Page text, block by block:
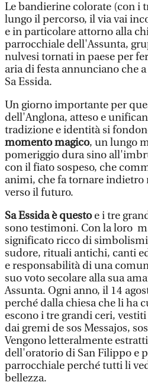
Le bandierine colorate (con i
lungo il percorso, il via vai
e in particolare attorno alla
parrocchiale dell'Assunta,
nulvesi tornati in paese per
aria di festa annunciano che
Sa Essida.
Un giorno importante per
dell'Anglona, atteso e
tradizione e identità si
momento magico, un lungo
pomeriggio dura sino
con il fiato sospeso, che
animi, che fa tornare indietro
verso il futuro.
Sa Essida è questoe i tre
sono testimoni. Con la loro
significato ricco di
sudore, rituali antichi, canti
e responsabilità di una
suo voto secolare alla sua
Assunta. Ogni anno, il 14
perché dalla chiesa che li ha
escono i tre grandi ceri,
dai gremi de sos Messajos,
Vengono letteralmente
dell'oratorio di San Filippo e
parrocchiale perché tutti li
bellezza.